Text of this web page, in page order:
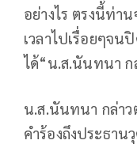
อย่างไร ตรงนี้ท่าน
เวลาไปเรื่อยๆจน
ได้“น.ส.นันทนา ก
น.ส.นันทนา กล่าว
คำร้องถึงประธาน